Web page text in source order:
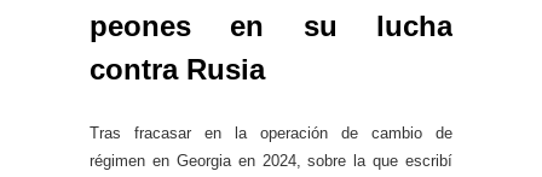
peones en su lucha
contra Rusia
Tras fracasar en la operación de cambio de
régimen en Georgia en 2024, sobre la que escribí